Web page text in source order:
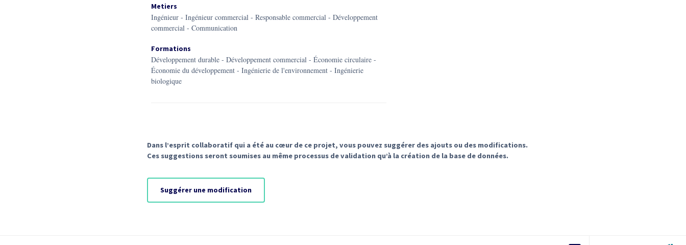
Metiers
Ingénieur - Ingénieur commercial - Responsable commercial - Développement
commercial - Communication
Formations
Développement durable - Développement commercial - Économie circulaire -
Économie du développement - Ingénierie de l'environnement - Ingénierie
biologique
Dans l’esprit collaboratif qui a été au cœur de ce projet, vous pouvez suggérer des ajouts ou des modifications.
Ces suggestions seront soumises au même processus de validation qu’à la création de la base de données.
Suggérer une modification